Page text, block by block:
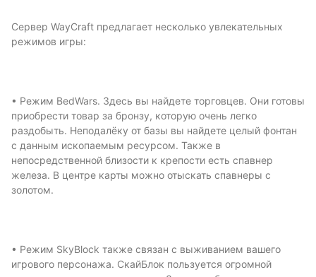
Сервер WayCraft предлагает несколько увлекательных
режимов игры:
• Режим BedWars. Здесь вы найдете торговцев. Они готовы
приобрести товар за бронзу, которую очень легко
раздобыть. Неподалёку от базы вы найдете целый фонтан
с данным ископаемым ресурсом. Также в
непосредственной близости к крепости есть спавнер
железа. В центре карты можно отыскать спавнеры с
золотом.
• Режим SkyBlock также связан с выживанием вашего
игрового персонажа. СкайБлок пользуется огромной